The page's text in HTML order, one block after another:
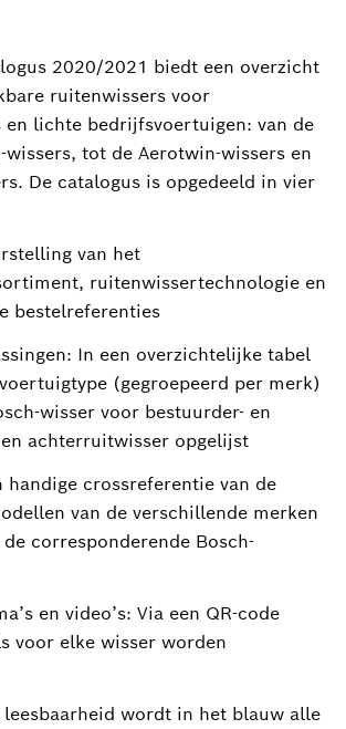
2020/2021 biedt een overzicht
ruitenwissers voor
en lichte bedrijfsvoertuigen: van de
tot de Aerotwin-wissers en
De catalogus is opgedeeld in vier
van het
ruitenwissertechnologie en
bestelreferenties
In een overzichtelijke tabel
(gegroepeerd per merk)
wisser voor bestuurder- en
achterruitwisser opgelijst
handige crossreferentie van de
van de verschillende merken
corresponderende Bosch-
en video’s: Via een QR-code
voor elke wisser worden
wordt in het blauw alle